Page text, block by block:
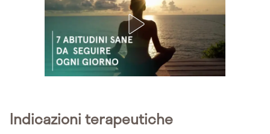
Indicazioni terapeutiche